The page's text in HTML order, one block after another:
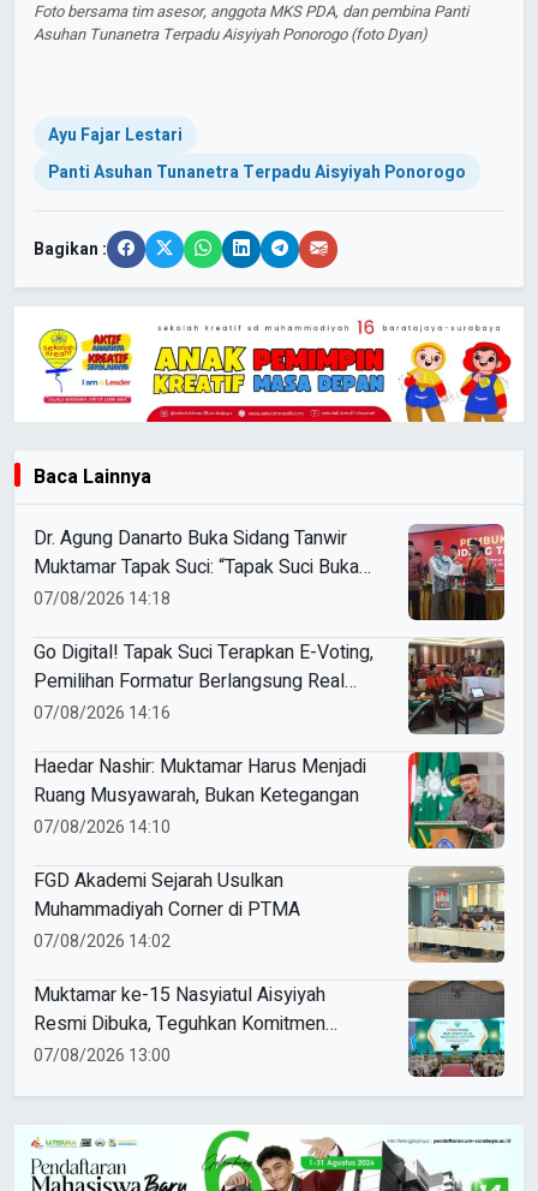
Foto bersama tim asesor, anggota MKS PDA, dan pembina Panti
Asuhan Tunanetra Terpadu Aisyiyah Ponorogo (foto Dyan)
Ayu Fajar Lestari
Panti Asuhan Tunanetra Terpadu Aisyiyah Ponorogo
Bagikan :
Baca Lainnya
Dr. Agung Danarto Buka Sidang Tanwir
Muktamar Tapak Suci: “Tapak Suci Bukan
Organisasi Ko Ping Ho dan Dracin”
07/08/2026 14:18
Go Digital! Tapak Suci Terapkan E-Voting,
Pemilihan Formatur Berlangsung Real
Time
07/08/2026 14:16
Haedar Nashir: Muktamar Harus Menjadi
Ruang Musyawarah, Bukan Ketegangan
07/08/2026 14:10
FGD Akademi Sejarah Usulkan
Muhammadiyah Corner di PTMA
07/08/2026 14:02
Muktamar ke-15 Nasyiatul Aisyiyah
Resmi Dibuka, Teguhkan Komitmen
Perempuan Muda Berkemajuan
07/08/2026 13:00